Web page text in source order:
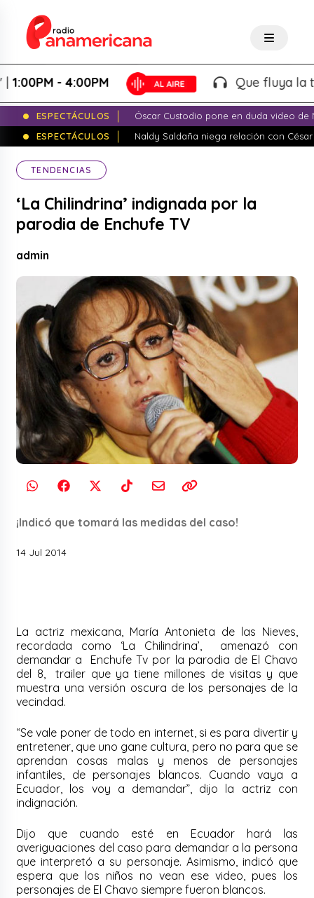
- 4:00PM Que fluya la
ESPECTÁCULOS
Óscar Custodio pone en duda video de
ESPECTÁCULOS
Naldy Saldaña niega relación con
TENDENCIAS
‘La Chilindrina’ indignada por la
parodia de Enchufe TV
admin
¡Indicó que tomará las medidas del caso!
14 Jul 2014
La actriz mexicana, María Antonieta de las Nieves,
recordada como ‘La Chilindrina’, amenazó con
demandar a Enchufe Tv por la parodia de El Chavo
del 8, trailer que ya tiene millones de visitas y que
muestra una versión oscura de los personajes de la
vecindad.
“Se vale poner de todo en internet, si es para divertir y
entretener, que uno gane cultura, pero no para que se
aprendan cosas malas y menos de personajes
infantiles, de personajes blancos. Cuando vaya a
Ecuador, los voy a demandar”, dijo la actriz con
indignación.
Dijo que cuando esté en Ecuador hará las
averiguaciones del caso para demandar a la persona
que interpretó a su personaje. Asimismo, indicó que
espera que los niños no vean ese video, pues los
personajes de El Chavo siempre fueron blancos.